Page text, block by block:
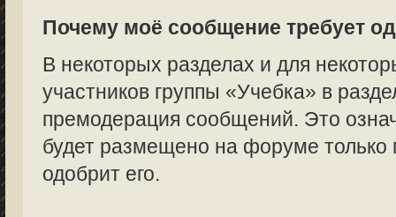
Почему моё сообщение требует
В некоторых разделах и для
участников группы «Учебка» в
премодерация сообщений. Это
будет размещено на форуме только
одобрит его.